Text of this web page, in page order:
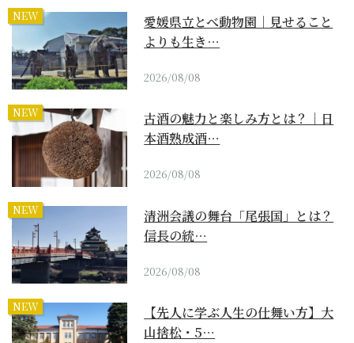
NEW
愛媛県立とべ動物園｜見せること
よりも生き…
2026/08/08
NEW
古酒の魅力と楽しみ方とは？｜日
本酒熟成酒…
2026/08/08
NEW
清洲会議の舞台「尾張国」とは？
信長の統…
2026/08/08
NEW
【先人に学ぶ人生の仕舞い方】大
山捨松・5…